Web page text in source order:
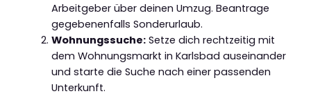
Arbeitgeber über deinen Umzug. Beantrage
gegebenenfalls Sonderurlaub.
Wohnungssuche:Setze dich rechtzeitig mit
dem Wohnungsmarkt in Karlsbad auseinander
und starte die Suche nach einer passenden
Unterkunft.